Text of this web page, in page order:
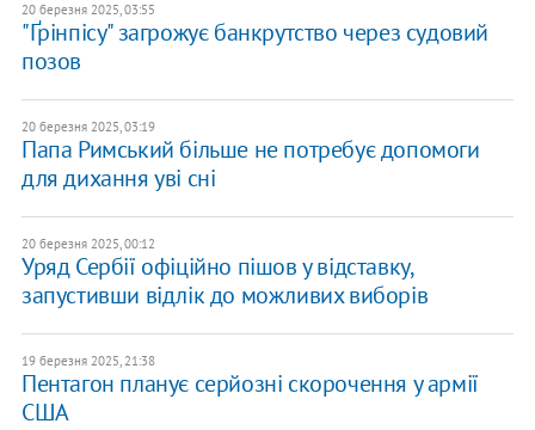
20 березня 2025, 03:55
"Ґрінпісу" загрожує банкрутство через судовий
позов
20 березня 2025, 03:19
Папа Римський більше не потребує допомоги
для дихання уві сні
20 березня 2025, 00:12
Уряд Сербії офіційно пішов у відставку,
запустивши відлік до можливих виборів
19 березня 2025, 21:38
Пентагон планує серйозні скорочення у армії
США